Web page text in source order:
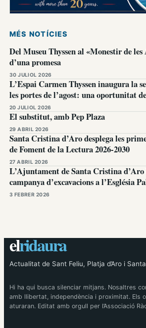
MÉS NOTÍCIES
Del Museu Thyssen al «Monestir de
d’una promesa
30 JULIOL 2026
L’Espai Carmen Thyssen inaugura la
les portes de l’agost: una oportunitat
20 JULIOL 2026
El substitut, amb Pep Plaza
29 ABRIL 2026
Santa Cristina d’Aro desplega les
de Foment de la Lectura 2026-2030
27 ABRIL 2026
L’Ajuntament de Santa Cristina d’Aro
campanya d’excavacions a l’Església
3 FEBRER 2026
elridaura
Actualitat de Sant Feliu, Platja d’Aro i
Hi ha qui busca silenciar mitjans. Nosaltres
amb llibertat, independència i proximitat. Els
aturaran. Editat amb orgull per l’Associació